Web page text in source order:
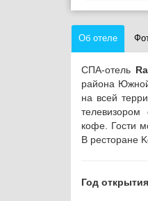
Об отеле
СПА-отель
района
на всей
кофе. Гости
В ресторане
Год